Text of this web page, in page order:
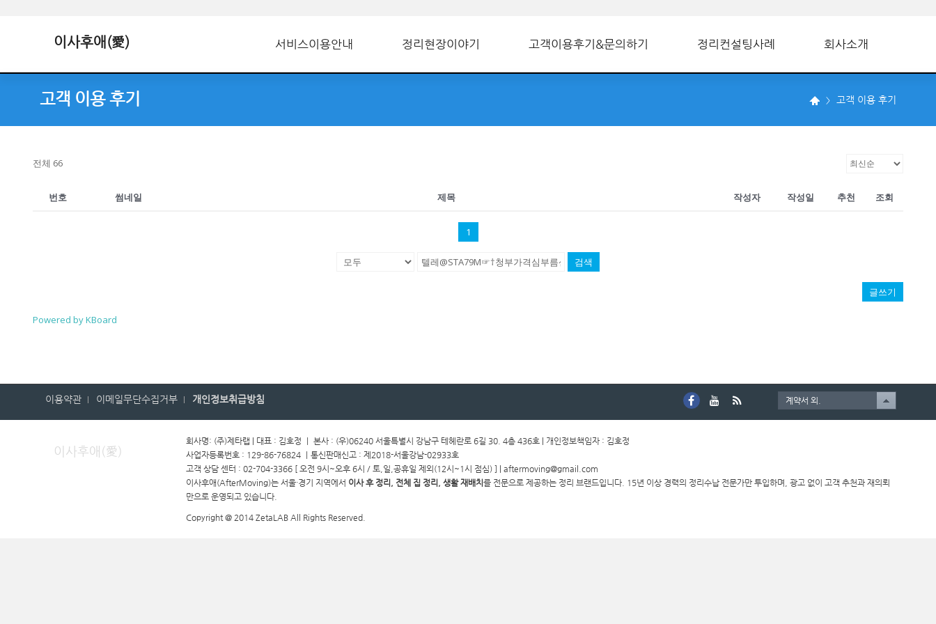
이사후애(愛) 서비스이용안내 정리현장이야기 고객이용후기&문의하기 정리컨설팅사례 회사소개
고객 이용 후기 고객 이용 후기
전체 66
번호 썸네일 제목 작성자 작성일 추천 조회
1
검색
글쓰기
Powered by KBoard
이용약관 이메일무단수집거부 개인정보취급방침 계약서 외.
이사후애(愛)
회사명: (주)제타랩 | 대표 : 김호정 ㅣ 본사 : (우)06240 서울특별시 강남구 테헤란로 6길 30. 4층 436호 | 개인정보책임자 : 김호정
사업자등록번호 : 129-86-76824 ㅣ통신판매신고 : 제2018-서울강남-02933호
고객 상담 센터 : 02-704-3366 [ 오전 9시~오후 6시 / 토,일,공휴일 제외(12시~1시 점심) ] | aftermoving@gmail.com
이사후애(AfterMoving)는 서울·경기 지역에서 이사 후 정리, 전체 집 정리, 생활 재배치 를 전문으로 제공하는 정리 브랜드입니다. 15년 이상 경력의 정리수납 전문가만 투입하며, 광고 없이 고객 추천과 재의뢰
만으로 운영되고 있습니다.
Copyright @ 2014 ZetaLAB All Rights Reserved.